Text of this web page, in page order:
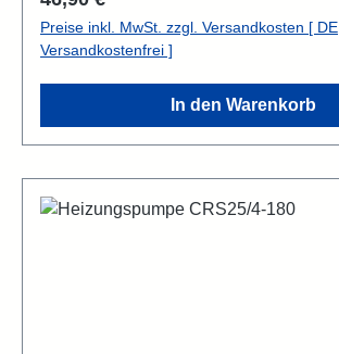
Preise inkl. MwSt. zzgl. Versandkosten [ DE
Versandkostenfrei ]
In den Warenkorb